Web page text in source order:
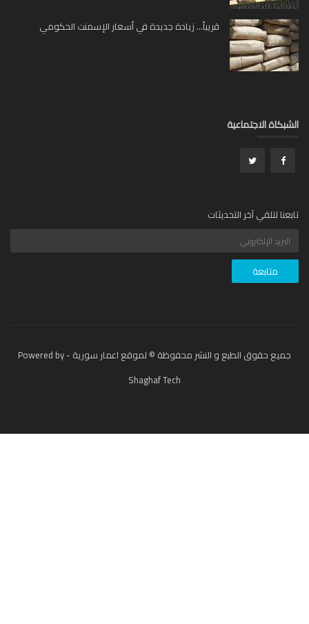
قريباً… زيادة جديدة في أسعار الإسمنت الحكومي
الاجتماعية
لتلقي آخر التحديثات
جميع حقوق الطبع و النشر محفوظة © لموقع اعمار سورية - Powered by
Shaghaf Tech